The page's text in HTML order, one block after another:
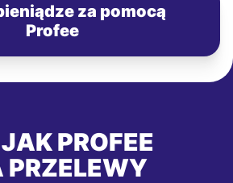
za pomocą
Profee
PROFEE